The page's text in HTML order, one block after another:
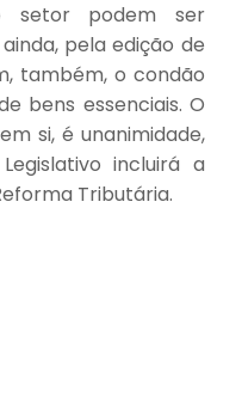
setor podem ser
pela edição de
também, o condão
bens essenciais. O
si, é unanimidade,
incluirá a
Tributária.